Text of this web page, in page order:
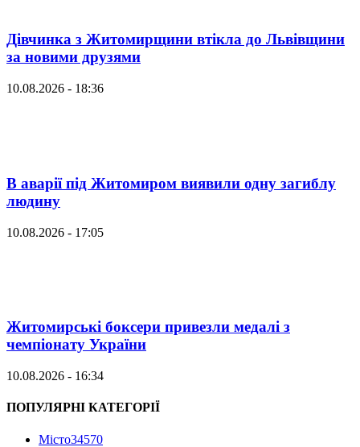
Дівчинка з Житомирщини втікла до Львівщини
за новими друзями
10.08.2026 - 18:36
В аварії під Житомиром виявили одну загиблу
людину
10.08.2026 - 17:05
Житомирські боксери привезли медалі з
чемпіонату України
10.08.2026 - 16:34
ПОПУЛЯРНІ КАТЕГОРІЇ
Місто34570